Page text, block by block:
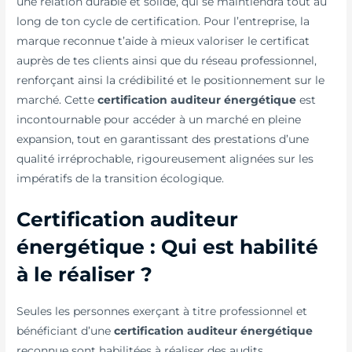
long de ton cycle de certification. Pour l’entreprise, la
marque reconnue t’aide à mieux valoriser le certificat
auprès de tes clients ainsi que du réseau professionnel,
renforçant ainsi la crédibilité et le positionnement sur le
marché. Cettecertification auditeur énergétique est
incontournable pour accéder à un marché en pleine
expansion, tout en garantissant des prestations d’une
qualité irréprochable, rigoureusement alignées sur les
impératifs de la transition écologique.
Certification auditeur
énergétique : Qui est habilité
à le réaliser ?
Seules les personnes exerçant à titre professionnel et
bénéficiant d’une certification auditeur énergétique